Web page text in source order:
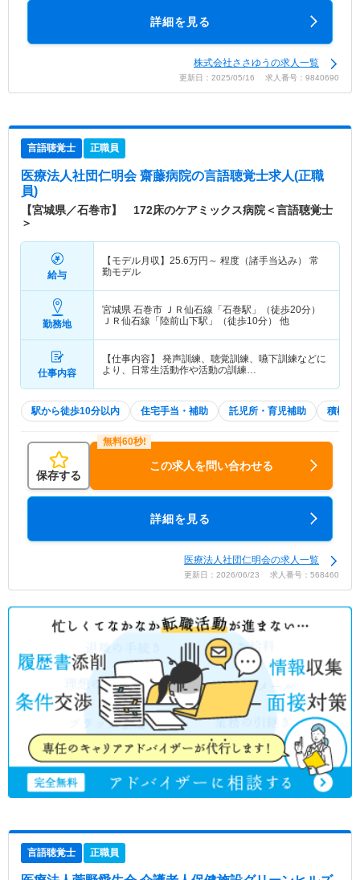
詳細を見る
株式会社ささゆうの求人一覧
更新日：2025/05/16 求人番号：9840690
言語聴覚士 正職員
医療法人社団仁明会 齋藤病院の言語聴覚士求人(正職
員)
【宮城県／石巻市】 172床のケアミックス病院＜言語聴覚士
＞
給与
【モデル月収】 25.6万円～ 程度（諸手当込み） 常
勤モデル
勤務地
宮城県 石巻市 ＪＲ仙石線「石巻駅」（徒歩20分）
ＪＲ仙石線「陸前山下駅」（徒歩10分） 他
仕事内容
【仕事内容】 発声訓練、聴覚訓練、嚥下訓練などに
より、日常生活動作や活動の訓練…
駅から徒歩10分以内 住宅手当・補助 託児所・育児補助 積極採
保存する
この求人を問い合わせる
詳細を見る
医療法人社団仁明会の求人一覧
更新日：2026/06/23 求人番号：568460
言語聴覚士 正職員